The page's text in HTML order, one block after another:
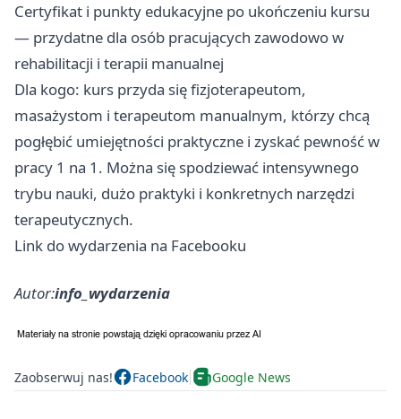
Certyfikat i punkty edukacyjne po ukończeniu kursu
— przydatne dla osób pracujących zawodowo w
rehabilitacji i terapii manualnej
Dla kogo: kurs przyda się fizjoterapeutom,
masażystom i terapeutom manualnym, którzy chcą
pogłębić umiejętności praktyczne i zyskać pewność w
pracy 1 na 1. Można się spodziewać intensywnego
trybu nauki, dużo praktyki i konkretnych narzędzi
terapeutycznych.
Link do wydarzenia na Facebooku
Autor:info_wydarzenia
Zaobserwuj nas! Facebook Google News